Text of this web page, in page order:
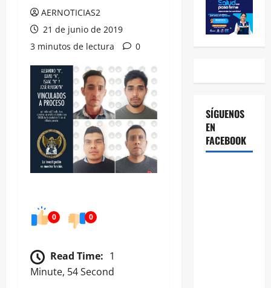
AERNOTICIAS2
21 de junio de 2019
3 minutos de lectura
0
0 0
Read Time: 1
Minute, 54 Second
SÍGUENOS
EN
FACEBOOK